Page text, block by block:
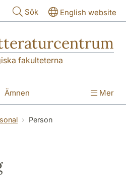
Sök English website
fakulteterna
Ämnen
Institutionen
Mer
Person